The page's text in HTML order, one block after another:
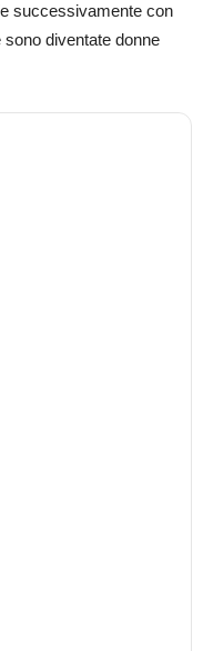
successivamente con
diventate donne